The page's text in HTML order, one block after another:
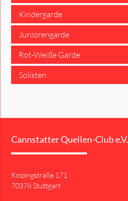
Kindergarde
Juniorengarde
Rot-Weiße Garde
Solisten
Cannstatter Quellen-Club e.V.
Kolpingstraße 171
70378 Stuttgart